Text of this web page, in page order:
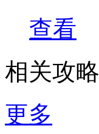
查看
相关攻略
更多